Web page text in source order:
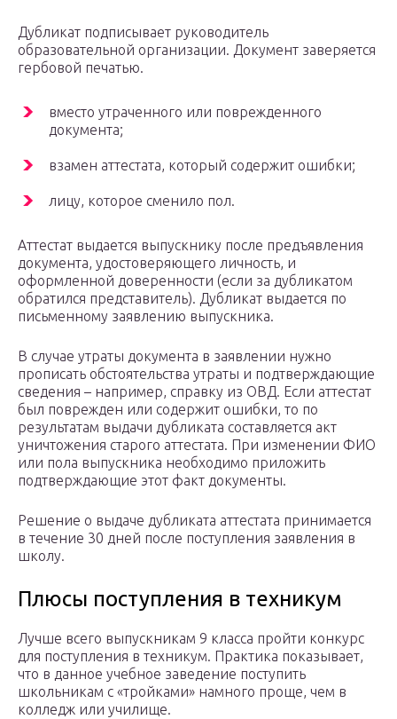
Дубликат подписывает руководитель
образовательной организации. Документ заверяется
гербовой печатью.
вместо утраченного или поврежденного
документа;
взамен аттестата, который содержит ошибки;
лицу, которое сменило пол.
Аттестат выдается выпускнику после предъявления
документа, удостоверяющего личность, и
оформленной доверенности (если за дубликатом
обратился представитель). Дубликат выдается по
письменному заявлению выпускника.
В случае утраты документа в заявлении нужно
прописать обстоятельства утраты и подтверждающие
сведения – например, справку из ОВД. Если аттестат
был поврежден или содержит ошибки, то по
результатам выдачи дубликата составляется акт
уничтожения старого аттестата. При изменении ФИО
или пола выпускника необходимо приложить
подтверждающие этот факт документы.
Решение о выдаче дубликата аттестата принимается
в течение 30 дней после поступления заявления в
школу.
Плюсы поступления в техникум
Лучше всего выпускникам 9 класса пройти конкурс
для поступления в техникум. Практика показывает,
что в данное учебное заведение поступить
школьникам с «тройками» намного проще, чем в
колледж или училище.